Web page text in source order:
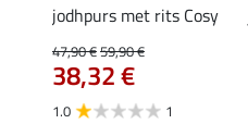
jodhpurs met rits Cosy
47,90 €59,90 €
38,32 €
1.0 1